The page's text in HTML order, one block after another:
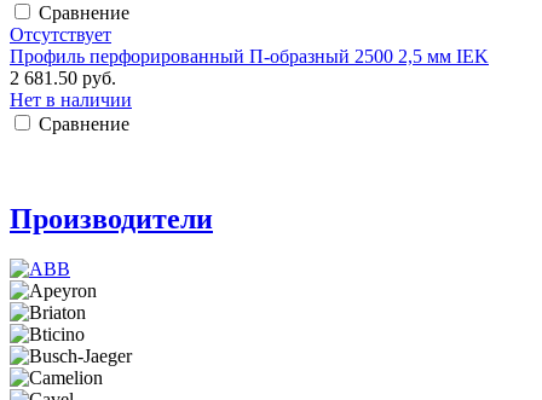
Сравнение
Отсутствует
Профиль перфорированный П-образный 2500 2,5 мм IEK
2 681.50 руб.
Нет в наличии
Сравнение
Производители